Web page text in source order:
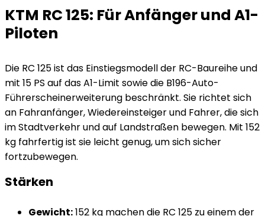
KTM RC 125: Für Anfänger und A1-
Piloten
Die RC 125 ist das Einstiegsmodell der RC-Baureihe und
mit 15 PS auf das A1-Limit sowie die B196-Auto-
Führerscheinerweiterung beschränkt. Sie richtet sich
an Fahranfänger, Wiedereinsteiger und Fahrer, die sich
im Stadtverkehr und auf Landstraßen bewegen. Mit 152
kg fahrfertig ist sie leicht genug, um sich sicher
fortzubewegen.
Stärken
Gewicht:152 kg machen die RC 125 zu einem der